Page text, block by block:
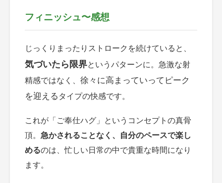
フィニッシュ〜感想
じっくりまったりストロークを続けていると、
気づいたら限界というパターンに。急激な射
精感ではなく、 徐々に高まっていってピーク
を迎えるタイプの快感です。
これが「ご奉仕ハグ」というコンセプトの真骨
頂。 急かされることなく、自分のペースで楽し
めるのは、忙しい日常の中で貴重な時間になり
ます。